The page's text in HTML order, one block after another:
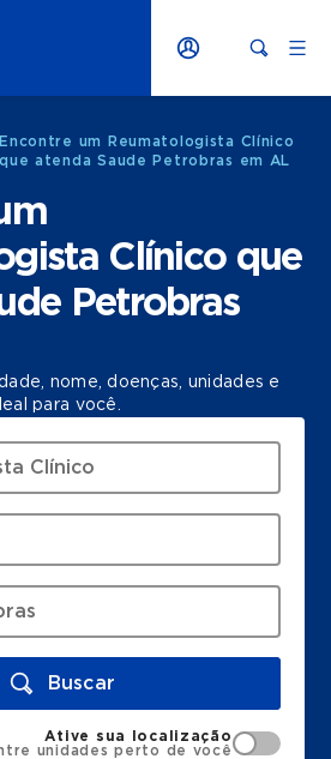
Encontre um Reumatologista Clínico
que atenda Saude Petrobras em AL
Clínico que
Petrobras
nome, doenças, unidades e
para você.
Buscar
Ative sua localização
unidades perto de você